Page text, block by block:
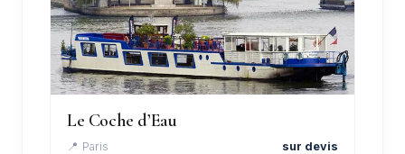
Le Coche d’Eau
📍 Paris sur devis